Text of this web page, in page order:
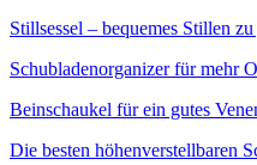
Stillsessel – bequemes Stillen
Schubladenorganizer für mehr
Beinschaukel für ein gutes
Die besten höhenverstellbaren